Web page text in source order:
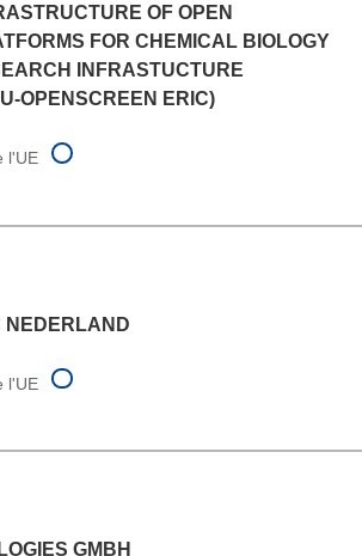
OF OPEN
FOR CHEMICAL BIOLOGY
INFRASTUCTURE
OPENSCREEN ERIC)
l'UE
NEDERLAND
l'UE
GMBH